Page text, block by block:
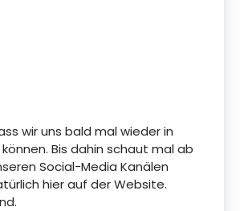
wir uns bald mal wieder in
Bis dahin schaut mal ab
Social-Media Kanälen
hier auf der Website.